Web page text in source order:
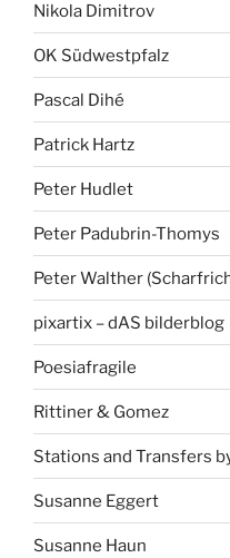
Nikola Dimitrov
OK Südwestpfalz
Pascal Dihé
Patrick Hartz
Peter Hudlet
Peter Padubrin-Thomys
Peter Walther
pixartix – dAS bilderblog
Poesiafragile
Rittiner & Gomez
Stations and Transfers
Susanne Eggert
Susanne Haun